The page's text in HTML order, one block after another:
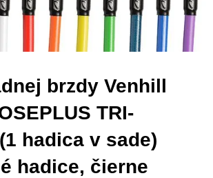
brzdy Venhill
TRI-
hadica v sade)
hadice, čierne